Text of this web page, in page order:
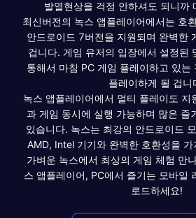
발열현상을 걱정 안하셔도 되니까
최신버전의 녹스 앱플레이어에서는 호
안드로이드 7버전을 지원되며 완벽한
겁니다. 게임 유저의 입장에서 설정된
통해서 마침 PC 게임 플레이하고 있는
플레이하게 될 겁니
녹스 앱플레이어에서 멀티 플레이도 지
과 게임 동시에 실행 가능하며 많은 즐
있습니다. 녹스는 최강의 안드로이드
AMD, Intel 기기와 완벽한 호환성을 가
가벼운 녹스에서 최상의 게임 체험 만
스 앱플레이어, PC에서 즐기는 모바일
로드하세요!